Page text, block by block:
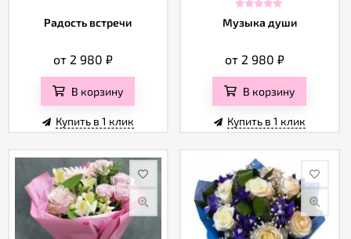
Радость встречи
от 2 980₽
В корзину
Купить в 1 клик
Музыка души
от 2 980₽
В корзину
Купить в 1 клик